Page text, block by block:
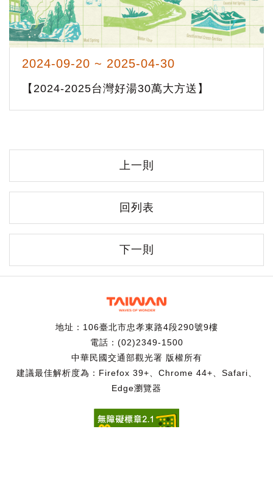
2024-09-20 ~ 2025-04-30
【2024-2025台灣好湯30萬大方送】
上一則
回列表
下一則
地址：106臺北市忠孝東路4段290號9樓
電話：(02)2349-1500
中華民國交通部觀光署 版權所有
建議最佳解析度為：Firefox 39+、Chrome 44+、Safari、
Edge瀏覽器